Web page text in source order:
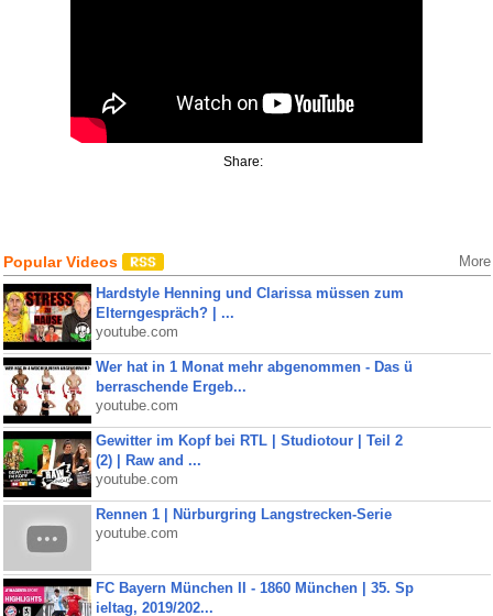
Share:
Popular Videos More
Hardstyle Henning und Clarissa müssen zum
Elterngespräch? | ...
youtube.com
Wer hat in 1 Monat mehr abgenommen - Das ü
berraschende Ergeb...
youtube.com
Gewitter im Kopf bei RTL | Studiotour | Teil 2
(2) | Raw and ...
youtube.com
Rennen 1 | Nürburgring Langstrecken-Serie
youtube.com
FC Bayern München II - 1860 München | 35. Sp
ieltag, 2019/202...